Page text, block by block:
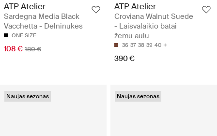
ATP Atelier
Sardegna Media Black
Vacchetta - Delninukės
ONE SIZE
108 € 180 €
ATP Atelier
Croviana Walnut Suede
- Laisvalaikio batai
žemu aulu
36 37 38 39 40
390 €
Naujas sezonas Naujas sezonas